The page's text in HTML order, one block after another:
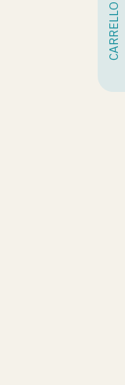
CARRELLO